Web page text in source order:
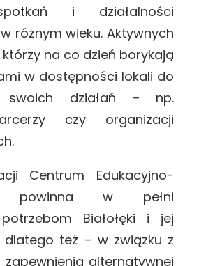
i działalności
różnym wieku. Aktywnych
na co dzień borykają
w dostępności lokali do
swoich działań – np.
czy organizacji
Centrum Edukacyjno-
powinna w pełni
Białołęki i jej
dlatego też – w związku z
zapewnienia alternatywnej